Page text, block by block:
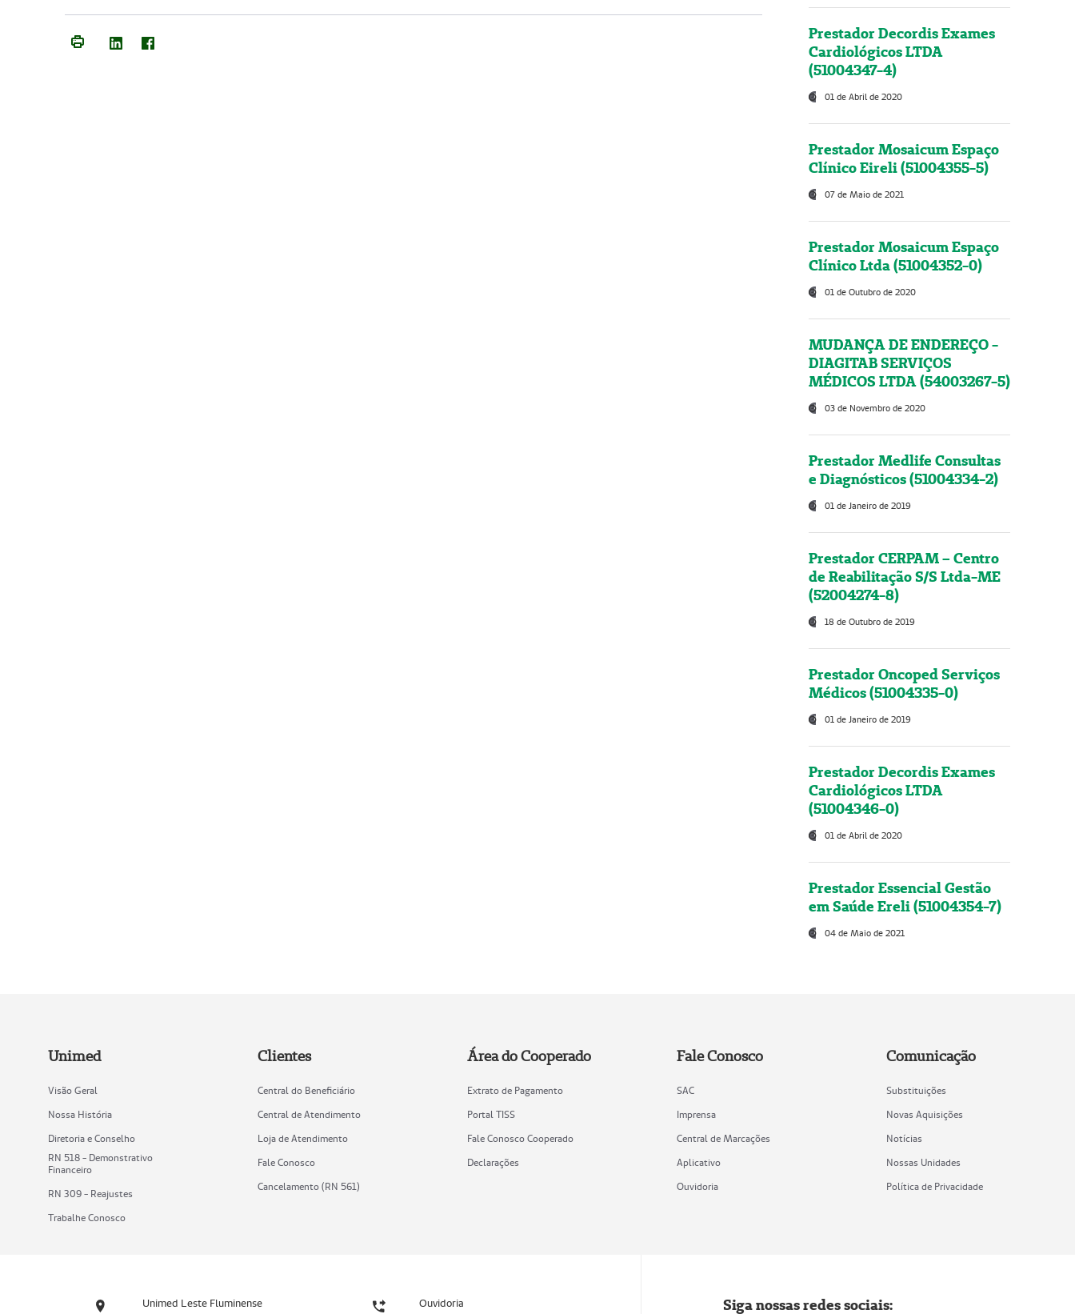
Prestador Decordis Exames
Cardiológicos LTDA
(51004347-4)
01 de Abril de 2020
Prestador Mosaicum Espaço
Clínico Eireli (51004355-5)
07 de Maio de 2021
Prestador Mosaicum Espaço
Clínico Ltda (51004352-0)
01 de Outubro de 2020
MUDANÇA DE ENDEREÇO -
DIAGITAB SERVIÇOS
MÉDICOS LTDA (54003267-5)
03 de Novembro de 2020
Prestador Medlife Consultas
e Diagnósticos (51004334-2)
01 de Janeiro de 2019
Prestador CERPAM – Centro
de Reabilitação S/S Ltda-ME
(52004274-8)
18 de Outubro de 2019
Prestador Oncoped Serviços
Médicos (51004335-0)
01 de Janeiro de 2019
Prestador Decordis Exames
Cardiológicos LTDA
(51004346-0)
01 de Abril de 2020
Prestador Essencial Gestão
em Saúde Ereli (51004354-7)
04 de Maio de 2021
Unimed
Visão Geral
Nossa História
Diretoria e Conselho
RN 518 - Demonstrativo
Financeiro
RN 309 - Reajustes
Trabalhe Conosco
Clientes
Central do Beneficiário
Central de Atendimento
Loja de Atendimento
Fale Conosco
Cancelamento (RN 561)
Área do Cooperado
Extrato de Pagamento
Portal TISS
Fale Conosco Cooperado
Declarações
Fale Conosco
SAC
Imprensa
Central de Marcações
Aplicativo
Ouvidoria
Comunicação
Substituições
Novas Aquisições
Notícias
Nossas Unidades
Política de Privacidade
Unimed Leste Fluminense Ouvidoria Siga nossas redes sociais: